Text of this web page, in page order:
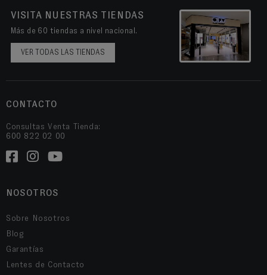
VISITA NUESTRAS TIENDAS
Más de 60 tiendas a nivel nacional.
VER TODAS LAS TIENDAS
CONTACTO
Consultas Venta Tienda:
600 822 02 00
NOSOTROS
Sobre Nosotros
Blog
Garantías
Lentes de Contacto